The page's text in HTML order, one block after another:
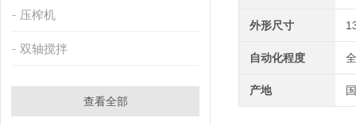
压榨机
双轴搅拌
查看全部
外形尺寸
自动化程度
产地